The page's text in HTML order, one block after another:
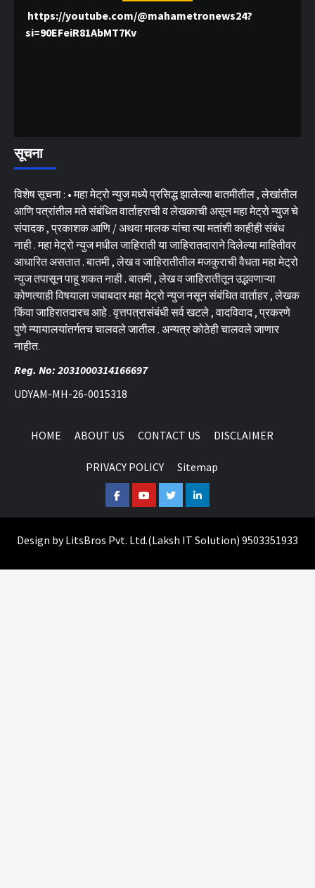
https://youtube.com/@mahametronews24?
si=90EFeiR81AbMT7Kv
सूचना
विशेष सूचना : • महा मेट्रो न्युज मध्ये प्रसिद्ध झालेल्या बातमीतील , लेखांतील
आणि पत्रांतील मते संबंधित वार्ताहराची व लेखकाची असून महा मेट्रो न्युज चे
संपादक , प्रकाशक आणि / अथवा मालक यांचा त्या मतांशी काहीही संबंध
नाही . महा मेट्रो न्युज मधील जाहिराती या जाहिरातदाराने दिलेल्या माहितीवर
आधारित असतात . बातमी , लेख व जाहिरातीतील मजकुराची वैधता महा मेट्रो
न्युज तपासून पाहू शकत नाही . बातमी , लेख व जाहिरातीतून उद्भवणाऱ्या
कोणत्याही विषयाला जबाबदार महा मेट्रो न्युज नसून संबंधित वार्ताहर , लेखक
किंवा जाहिरातदारच आहे . वृत्तपत्रासंबंधी सर्व खटले , वादविवाद , प्रकरणे
पुणे न्यायालयांतर्गतच चालवले जातील . अन्यत्र कोठेही चालवले जाणार
नाहीत.
Reg. No: 2031000314166697
UDYAM-MH-26-0015318
HOME ABOUT US CONTACT US DISCLAIMER
PRIVACY POLICY Sitemap
FacebookYoutubeTwitterLinkedin
Design byLitsBros Pvt. Ltd.(Laksh IT Solution) 9503351933